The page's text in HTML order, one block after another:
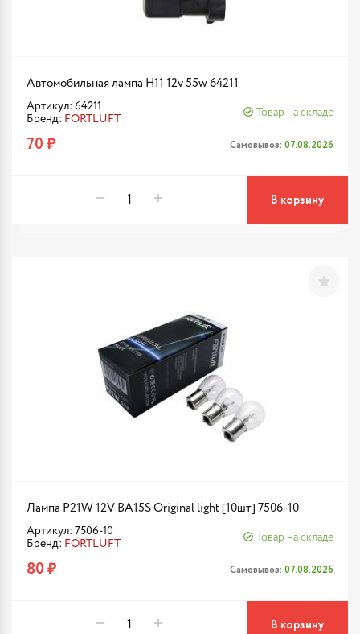
Автомобильная лампа H11 12v 55w 64211
Артикул: 64211
Бренд: FORTLUFT
Товар на складе
70 ₽ Самовывоз: 07.08.2026
В корзину
Лампа P21W 12V BA15S Original light [10шт] 7506-10
Артикул: 7506-10
Бренд: FORTLUFT
Товар на складе
80 ₽ Самовывоз: 07.08.2026
В корзину